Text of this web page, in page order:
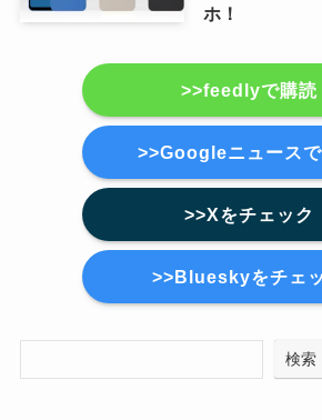
ホ！
>>feedlyで購読
>>Googleニュース
>>Xをチェック
>>Blueskyをチェ
検索